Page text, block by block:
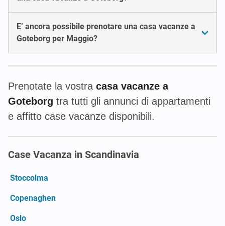
E’ ancora possibile prenotare una casa vacanze a
Goteborg per Maggio?
Prenotate la vostra casa vacanze a
Goteborg tra tutti gli annunci di appartamenti
e affitto case vacanze disponibili.
Case Vacanza in Scandinavia
Stoccolma
Copenaghen
Oslo